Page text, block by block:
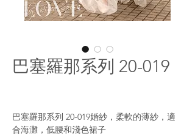
巴塞羅那系列 20-019
巴塞羅那系列 20-019婚紗，柔軟的薄紗，適
合海灘，低腰和淺色裙子